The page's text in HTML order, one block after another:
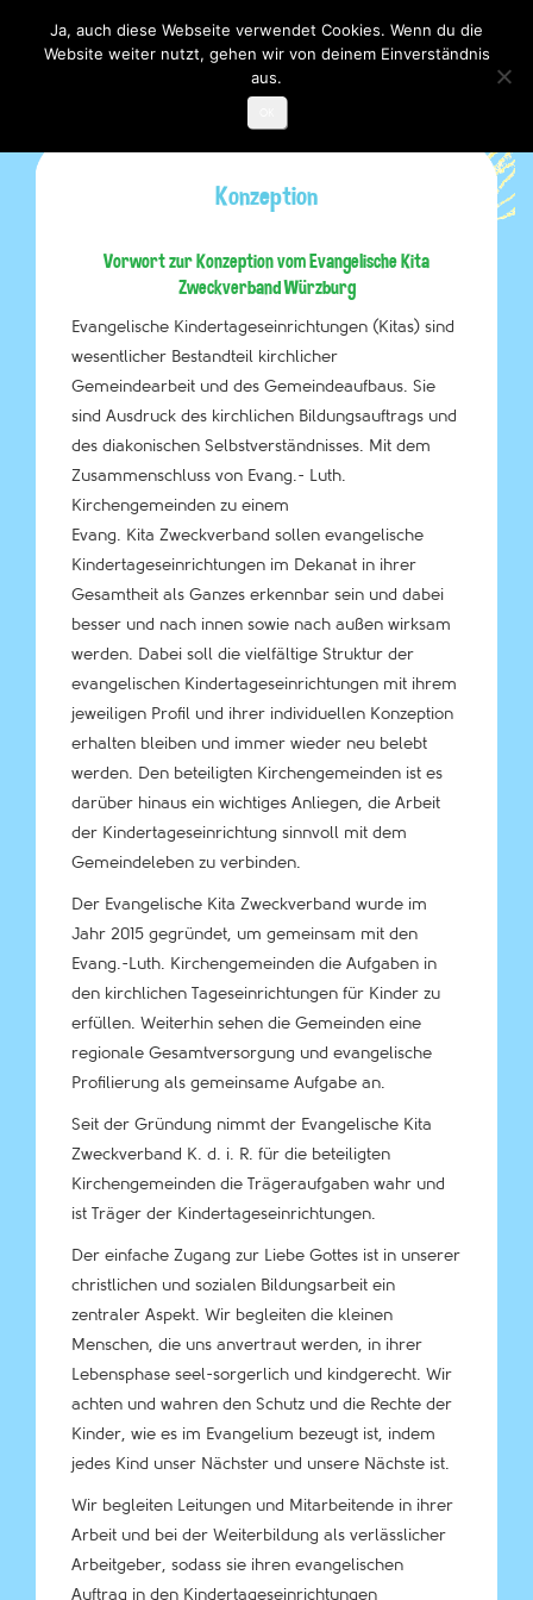
Toggle

Konzeption
Vorwort zur Konzeption vom Evangelische Kita
Zweckverband Würzburg
Evangelische Kindertageseinrichtungen (Kitas) sind
wesentlicher Bestandteil kirchlicher
Gemeindearbeit und des Gemeindeaufbaus. Sie
sind Ausdruck des kirchlichen Bildungsauftrags und
des diakonischen Selbstverständnisses. Mit dem
Zusammenschluss von Evang.- Luth.
Kirchengemeinden zu einem
Evang. Kita Zweckverband sollen evangelische
Kindertageseinrichtungen im Dekanat in ihrer
Gesamtheit als Ganzes erkennbar sein und dabei
besser und nach innen sowie nach außen wirksam
werden. Dabei soll die vielfältige Struktur der
evangelischen Kindertageseinrichtungen mit ihrem
jeweiligen Profil und ihrer individuellen Konzeption
erhalten bleiben und immer wieder neu belebt
werden. Den beteiligten Kirchengemeinden ist es
darüber hinaus ein wichtiges Anliegen, die Arbeit
der Kindertageseinrichtung sinnvoll mit dem
Gemeindeleben zu verbinden.
Der Evangelische Kita Zweckverband wurde im
Jahr 2015 gegründet, um gemeinsam mit den
Evang.-Luth. Kirchengemeinden die Aufgaben in
den kirchlichen Tageseinrichtungen für Kinder zu
erfüllen. Weiterhin sehen die Gemeinden eine
regionale Gesamtversorgung und evangelische
Profilierung als gemeinsame Aufgabe an.
Seit der Gründung nimmt der Evangelische Kita
Zweckverband K. d. i. R. für die beteiligten
Kirchengemeinden die Trägeraufgaben wahr und
ist Träger der Kindertageseinrichtungen.
Der einfache Zugang zur Liebe Gottes ist in unserer
christlichen und sozialen Bildungsarbeit ein
zentraler Aspekt. Wir begleiten die kleinen
Menschen, die uns anvertraut werden, in ihrer
Lebensphase seel-sorgerlich und kindgerecht. Wir
achten und wahren den Schutz und die Rechte der
Kinder, wie es im Evangelium bezeugt ist, indem
jedes Kind unser Nächster und unsere Nächste ist.
Wir begleiten Leitungen und Mitarbeitende in ihrer
Arbeit und bei der Weiterbildung als verlässlicher
Arbeitgeber, sodass sie ihren evangelischen
Auftrag in den Kindertageseinrichtungen
Ja, auch diese Webseite verwendet Cookies. Wenn du die
Website weiter nutzt, gehen wir von deinem Einverständnis
aus.